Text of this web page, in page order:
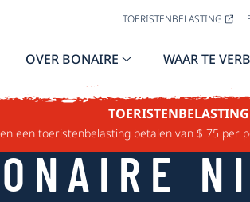
TOERISTENBELASTING
OVER BONAIRE WAAR TE
TOERISTENBELASTING
een toeristenbelasting betalen van $ 75 per